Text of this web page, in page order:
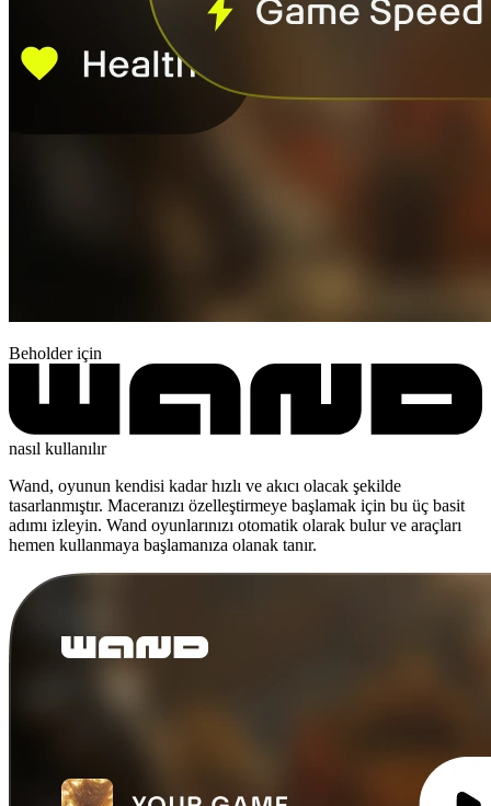
Beholder için
nasıl kullanılır
Wand, oyunun kendisi kadar hızlı ve akıcı olacak şekilde
tasarlanmıştır. Maceranızı özelleştirmeye başlamak için bu üç basit
adımı izleyin. Wand oyunlarınızı otomatik olarak bulur ve araçları
hemen kullanmaya başlamanıza olanak tanır.